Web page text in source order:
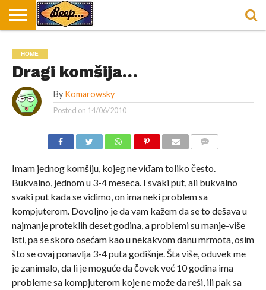
DORUČAK
U
BEOGRADU
SVAKODNEVICA
ENTERTAINMENT
LOKACIJE
ZA
DORUČAK
HRANA I
RECEPTI
NEPUSACKI
LOKALI
HOME
Dragi komšija…
By Komarowsky
Posted on 14/06/2010
Imam jednog komšiju, kojeg ne viđam toliko često.
Bukvalno, jednom u 3-4 meseca. I svaki put, ali bukvalno
svaki put kada se vidimo, on ima neki problem sa
kompjuterom. Dovoljno je da vam kažem da se to dešava u
najmanje proteklih deset godina, a problemi su manje-više
isti, pa se skoro osećam kao u nekakvom danu mrmota, osim
što se ovaj ponavlja 3-4 puta godišnje. Šta više, oduvek me
je zanimalo, da li je moguće da čovek već 10 godina ima
probleme sa kompjuterom koje ne može da reši, ili pak sa